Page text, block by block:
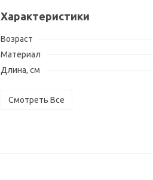
Характеристики
Возраст
Материал
Длина, см
Смотреть Все